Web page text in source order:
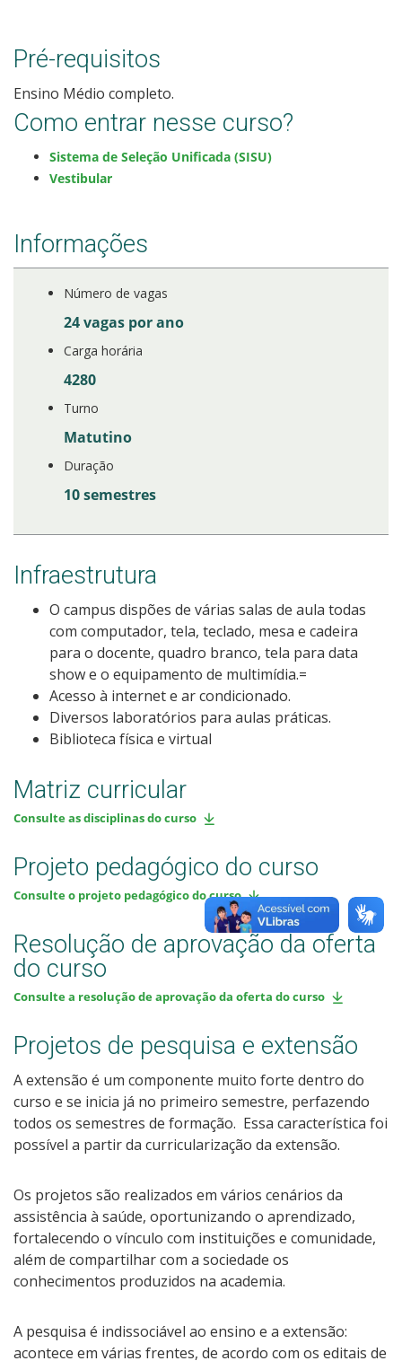
Transferências e Retornos
Vagas em Regime Especial
Provas e Gabaritos
Cadastro de interesse
Pré-requisitos
Ensino Médio completo.
Como entrar nesse curso?
Sistema de Seleção Unificada (SISU)
Vestibular
Informações
Número de vagas
24 vagas por ano
Carga horária
4280
Turno
Matutino
Duração
10 semestres
Infraestrutura
O campus dispões de várias salas de aula todas
com computador, tela, teclado, mesa e cadeira
para o docente, quadro branco, tela para data
show e o equipamento de multimídia.=
Acesso à internet e ar condicionado.
Diversos laboratórios para aulas práticas.
Biblioteca física e virtual
Matriz curricular
Consulte as disciplinas do curso
Projeto pedagógico do curso
Consulte o projeto pedagógico do curso
Resolução de aprovação da oferta
do curso
Consulte a resolução de aprovação da oferta do curso
Projetos de pesquisa e extensão
A extensão é um componente muito forte dentro do
curso e se inicia já no primeiro semestre, perfazendo
todos os semestres de formação. Essa característica foi
possível a partir da curricularização da extensão.
Os projetos são realizados em vários cenários da
assistência à saúde, oportunizando o aprendizado,
fortalecendo o vínculo com instituições e comunidade,
além de compartilhar com a sociedade os
conhecimentos produzidos na academia.
A pesquisa é indissociável ao ensino e a extensão:
acontece em várias frentes, de acordo com os editais de